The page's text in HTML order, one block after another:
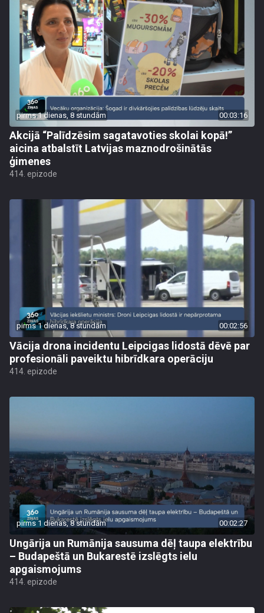
pirms 1 dienas, 8 stundām 00:03:16
Akcijā “Palīdzēsim sagatavoties skolai kopā!”
aicina atbalstīt Latvijas maznodrošinātās
ģimenes
414. epizode
pirms 1 dienas, 8 stundām 00:02:56
Vācija drona incidentu Leipcigas lidostā dēvē par
profesionāli paveiktu hibrīdkara operāciju
414. epizode
pirms 1 dienas, 8 stundām 00:02:27
Ungārija un Rumānija sausuma dēļ taupa elektrību
– Budapeštā un Bukarestē izslēgts ielu
apgaismojums
414. epizode